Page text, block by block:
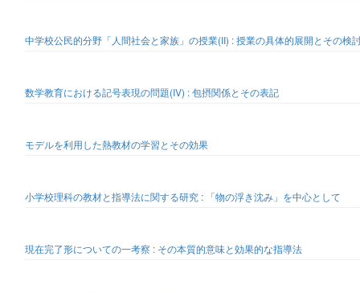
中学校公民的分野「人間社会と家族」の授業(II) : 授業の具体的展開とその検
数学教育における記号表現の問題(IV) : 包摂関係とその表記
モデルを利用した熱教材の学習とその効果
小学校理科の教材と指導法に関する研究 : 「物の浮き沈み」を中心として
現在完了形についての一考察 : その本質的意味と効果的な指導法